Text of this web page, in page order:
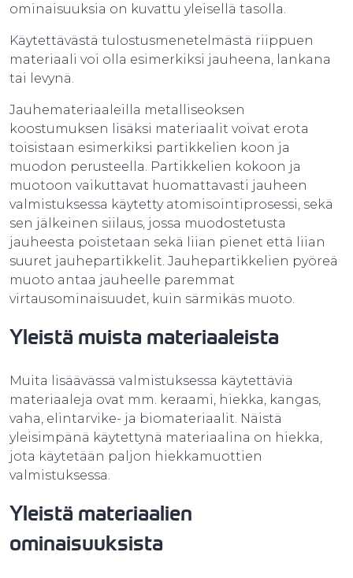
ominaisuuksia on kuvattu yleisellä tasolla.
Käytettävästä tulostusmenetelmästä riippuen
materiaali voi olla esimerkiksi jauheena, lankana
tai levynä.
Jauhemateriaaleilla metalliseoksen
koostumuksen lisäksi materiaalit voivat erota
toisistaan esimerkiksi partikkelien koon ja
muodon perusteella. Partikkelien kokoon ja
muotoon vaikuttavat huomattavasti jauheen
valmistuksessa käytetty atomisointiprosessi, sekä
sen jälkeinen siilaus, jossa muodostetusta
jauheesta poistetaan sekä liian pienet että liian
suuret jauhepartikkelit. Jauhepartikkelien pyöreä
muoto antaa jauheelle paremmat
virtausominaisuudet, kuin särmikäs muoto.
Yleistä muista materiaaleista
Muita lisäävässä valmistuksessa käytettäviä
materiaaleja ovat mm. keraami, hiekka, kangas,
vaha, elintarvike- ja biomateriaalit. Näistä
yleisimpänä käytettynä materiaalina on hiekka,
jota käytetään paljon hiekkamuottien
valmistuksessa.
Yleistä materiaalien
ominaisuuksista